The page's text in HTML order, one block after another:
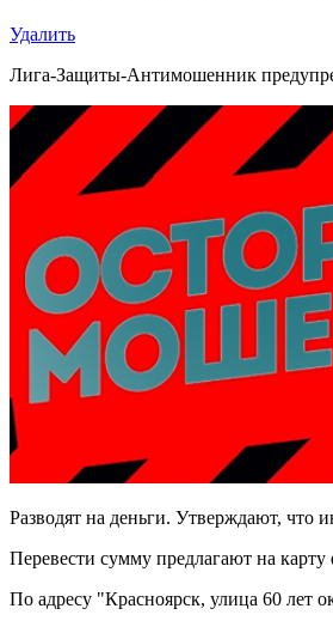
Удалить
Лига-Защиты-Антимошенник
Разводят на деньги. Утверждают, что
Перевести сумму предлагают на карту
По адресу "Красноярск, улица 60 лет